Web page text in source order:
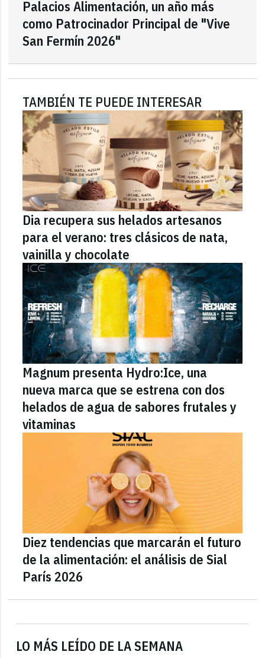
LO MÁS LEÍDO DE LA SEMANA
Palacios Alimentación, un año más
como Patrocinador Principal de "Vive
San Fermín 2026"
TAMBIÉN TE PUEDE INTERESAR
Dia recupera sus helados artesanos
para el verano: tres clásicos de nata,
vainilla y chocolate
Magnum presenta Hydro:Ice, una
nueva marca que se estrena con dos
helados de agua de sabores frutales y
vitaminas
Diez tendencias que marcarán el futuro
de la alimentación: el análisis de Sial
París 2026